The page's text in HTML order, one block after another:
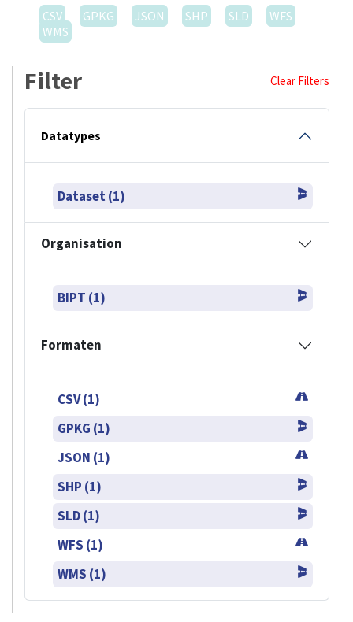
CSV
GPKG JSON SHP SLD
WFS
WMS
Filter Clear Filters
Datatypes
Dataset (1)
Organisation
BIPT (1)
Formaten
CSV (1)
GPKG (1)
JSON (1)
SHP (1)
SLD (1)
WFS (1)
WMS (1)